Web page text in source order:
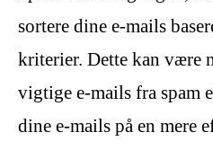
sortere dine e-mails
kriterier. Dette kan være
vigtige e-mails fra spam
dine e-mails på en mere